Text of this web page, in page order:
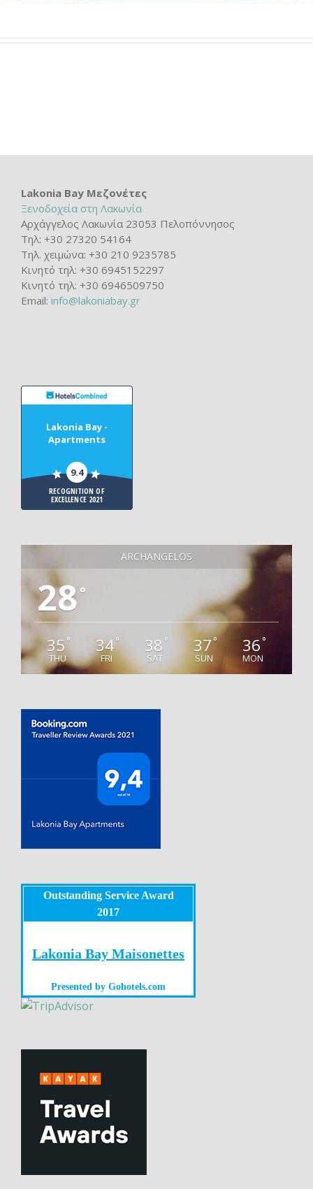
Lakonia Bay Μεζονέτες
Ξενοδοχεία στη Λακωνία
Αρχάγγελος Λακωνία 23053 Πελοπόννησος
Τηλ: +30 27320 54164
Τηλ. χειμώνα: +30 210 9235785
Κινητό τηλ: +30 6945152297
Κινητό τηλ: +30 6946509750
Email: info@lakoniabay.gr
Lakonia Bay -
Apartments
9.4
RECOGNITION OF
EXCELLENCE 2021
ARCHANGELOS
28°
35°
THU
34°
FRI
38 °
SAT
37°
SUN
36°
MON
Outstanding Service Award
2017
Lakonia Bay Maisonettes
Presented by Gohotels.com